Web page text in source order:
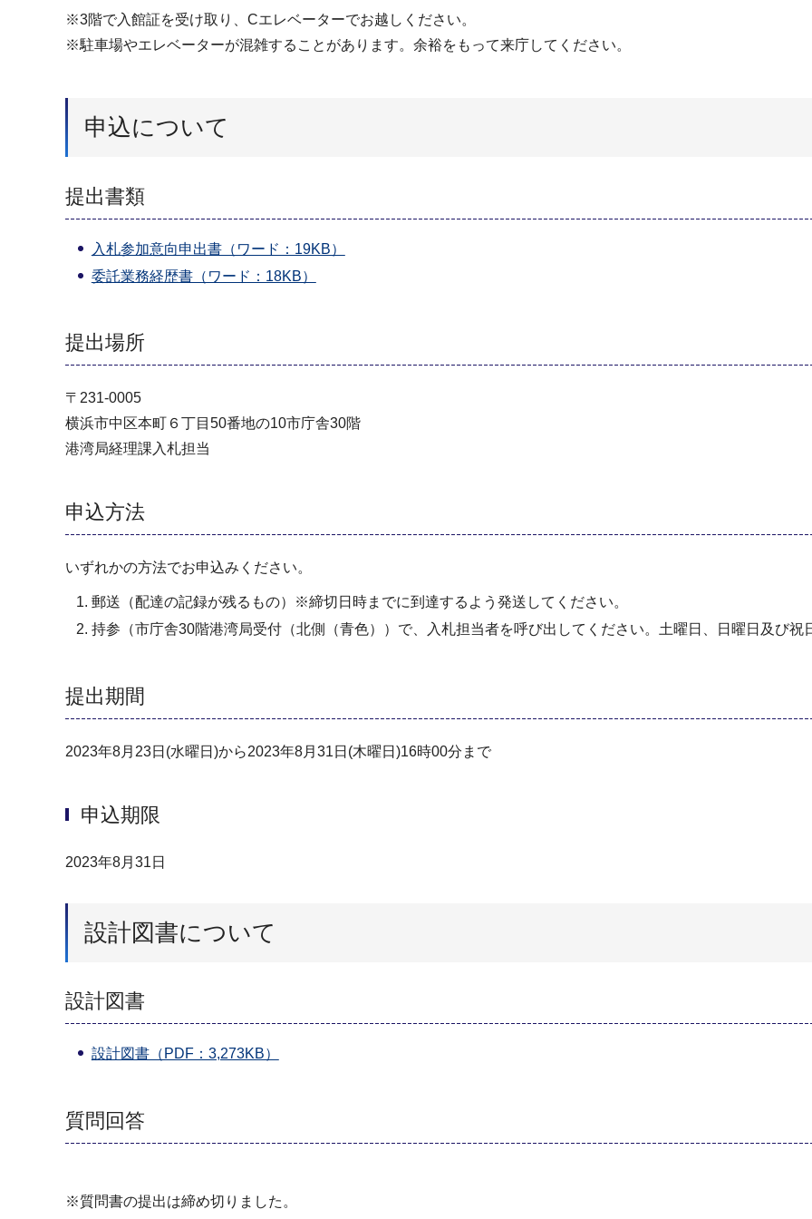
※3階で入館証を受け取り、Cエレベーターでお越しください。
※駐車場やエレベーターが混雑することがあります。余裕をもって来庁してください。
申込について
提出書類
入札参加意向申出書（ワード：19KB）
委託業務経歴書（ワード：18KB）
提出場所
〒231-0005
横浜市中区本町６丁目50番地の10市庁舎30階
港湾局経理課入札担当
申込方法
いずれかの方法でお申込みください。
郵送（配達の記録が残るもの）※締切日時までに到達するよう発送してください。
持参（市庁舎30階港湾局受付（北側（青色））で、入札担当者を呼び出してください。土曜日、日曜日及び祝
提出期間
2023年8月23日(水曜日)から2023年8月31日(木曜日)16時00分まで
申込期限
2023年8月31日
設計図書について
設計図書
設計図書（PDF：3,273KB）
質問回答
※質問書の提出は締め切りました。